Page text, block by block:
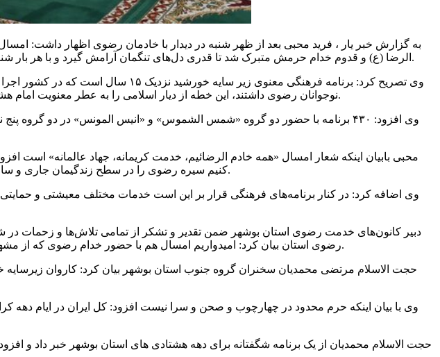
به گزارش خبر یار ، فرید محبی بعد از ظهر شنبه در دیدار با خادمان رضوی اظهار داشت:
الرضا (ع) و قدوم خدام حرمش متبرک شد تا قدری دل‌های تنگمان آرامش گیرد و با هر بار شنیدن صلوات خاصه از صدای دلنواز خدامش، دل‌ها راهی حرم سلطان عشق شود و به پنجره فولادش گره بخورد.
وی تصریح کرد: برنامه فرهنگی معنوی
نوجوانان رضوی داشتند، این خطه از دیار اسلامی را به عطر معنویت برگزار خواهد شد.
وی افزود: ۴۳۰ برنامه با حضور دو گروه «شمس الشموس» و «انیس المونس
محبی بابیان اینکه شعار امسال «همه خادم الرضائیم، خدمت کریمانه، جهاد عالمانه» است
کنیم سیره رضوی را در سطح زندگیمان جاری و ساری کنیم و اما «خدمت عالمانه» با رویکردی که در دفاتر کانون‌های خدمت رضوی هم اکنون در حال انجام است.
وی اضافه کرد: در کنار برنامه‌های فرهنگی قرار بر این است خدمات مختلف معیشتی و حمایتی
دبیر کانون‌های خدمت رضوی استان بوشهر ضمن تقدیر و تشکر از تمامی تلاش‌ها و زحمات
رضوی استان بیان کرد: امیدواریم امسال هم با حضور خدام رضوی که از مشهد مقدس تشریف آورده‌اند بتوانیم نمایش قابل قبولی از خدمات فرهنگی و معنوی در سطح استان داشته باشیم.
حجت الاسلام مرتضی محمدیان سخنران گروه جنوب استان بوشهر بیان کرد: کاروان زیرسایه
وی با بیان اینکه حرم محدود در چهارچوب و صحن و سرا نیست افزود: کل ایران در ایام دهه
حجت الاسلام محمدیان از یک برنامه شگفتانه برای دهه هشتادی های استان بوشهر خبر داد و